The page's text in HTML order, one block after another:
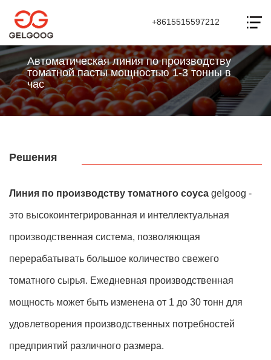
+8615515597212
Автоматическая линия по производству
томатной пасты мощностью 1-3 тонны в
час
Решения
Линия по производству томатного соуса gelgoog -
это высокоинтегрированная и интеллектуальная
производственная система, позволяющая
перерабатывать большое количество свежего
томатного сырья. Ежедневная производственная
мощность может быть изменена от 1 до 30 тонн для
удовлетворения производственных потребностей
предприятий различного размера.